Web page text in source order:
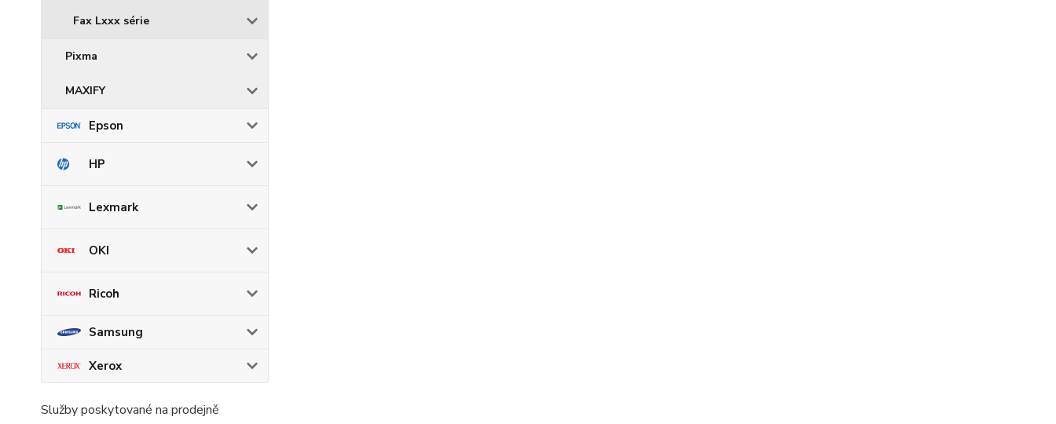
Fax Lxxx série
Pixma
MAXIFY
Epson
HP
Lexmark
OKI
Ricoh
Samsung
Xerox
Služby poskytované na prodejně